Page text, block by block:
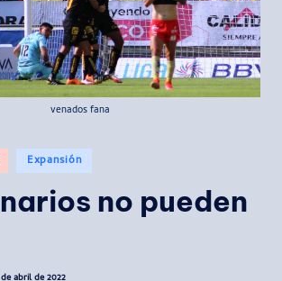
venados fana
Expansión
no pueden